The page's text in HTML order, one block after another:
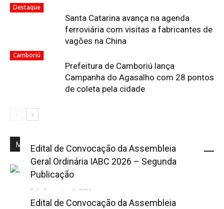
Destaque
Santa Catarina avança na agenda
ferroviária com visitas a fabricantes de
vagões na China
Camboriú
Prefeitura de Camboriú lança
Campanha do Agasalho com 28 pontos
de coleta pela cidade
Mais Popular
Edital de Convocação da Assembleia
Geral Ordinária IABC 2026 – Segunda
Publicação
2 de fevereiro de 2026
Edital de Convocação da Assembleia